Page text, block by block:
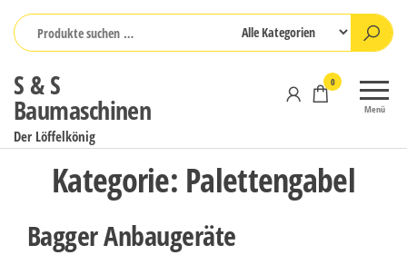
Zum
Inhalt
S & S
Baumaschinen
Der Löffelkönig
Menü
0
Kategorie: Palettengabel
Bagger Anbaugeräte